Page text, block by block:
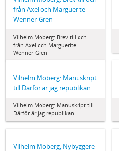
från Axel och Marguerite
Wenner-Gren
Vilhelm Moberg: Brev till och
från Axel och Marguerite
Wenner-Gren
Vilhelm Moberg: Manuskript
till Därför är jag republikan
Vilhelm Moberg: Manuskript till
Därför är jag republikan
Vilhelm Moberg, Nybyggere